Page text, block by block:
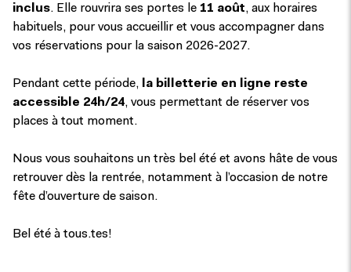
inclus. Elle rouvrira ses portes le 11 août, aux horaires
habituels, pour vous accueillir et vous accompagner dans
vos réservations pour la saison 2026-2027.
Pendant cette période,
la billetterie en ligne reste
accessible 24h/24, vous permettant de réserver vos
places à tout moment.
Nous vous souhaitons un très bel été et avons hâte de vous
retrouver dès la rentrée, notamment à l’occasion de notre
fête d’ouverture de saison.
Bel été à tous.tes!